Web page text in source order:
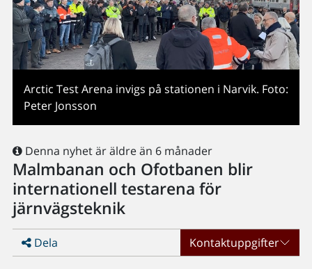
Arctic Test Arena invigs på stationen i Narvik. Foto:
Peter Jonsson
Denna nyhet är äldre än 6 månader
Malmbanan och Ofotbanen blir
internationell testarena för
järnvägsteknik
Dela Kontaktuppgifter